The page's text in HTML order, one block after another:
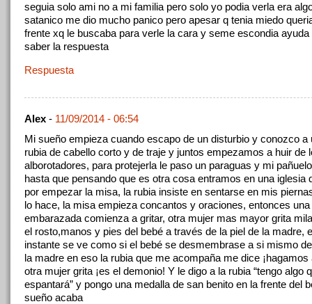
seguia solo ami no a mi familia pero solo yo podia verla era
satanico me dio mucho panico pero apesar q tenia miedo
frente xq le buscaba para verle la cara y seme escondia ayuda
saber la respuesta
Respuesta
Alex - 11/09/2014 - 06:54
Mi sueño empieza cuando escapo de un disturbio y conozco a
rubia de cabello corto y de traje y juntos empezamos a huir de
alborotadores, para protejerla le paso un paraguas y mi
hasta que pensando que es otra cosa entramos en una iglesia
por empezar la misa, la rubia insiste en sentarse en mis
lo hace, la misa empieza concantos y oraciones, entonces
embarazada comienza a gritar, otra mujer mas mayor grita
el rosto,manos y pies del bebé a través de la piel de la madre,
instante se ve como si el bebé se desmembrase a si mismo
la madre en eso la rubia que me acompaña me dice ¡hagamos
otra mujer grita ¡es el demonio! Y le digo a la rubia “tengo algo
espantará” y pongo una medalla de san benito en la frente del
sueño acaba